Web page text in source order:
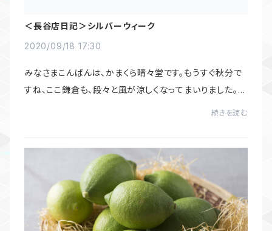
＜長谷店日記＞シルバーウィーク
2020/09/18 17:30
みなさまこんばんは、かまくら晴々堂です。もうすぐ秋分で
すね、ここ鎌倉も、段々と風が涼しくなってまいりました。そ
続きを読む